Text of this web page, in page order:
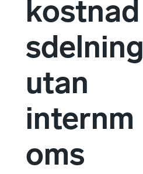
kostnad
sdelning
utan
internm
oms